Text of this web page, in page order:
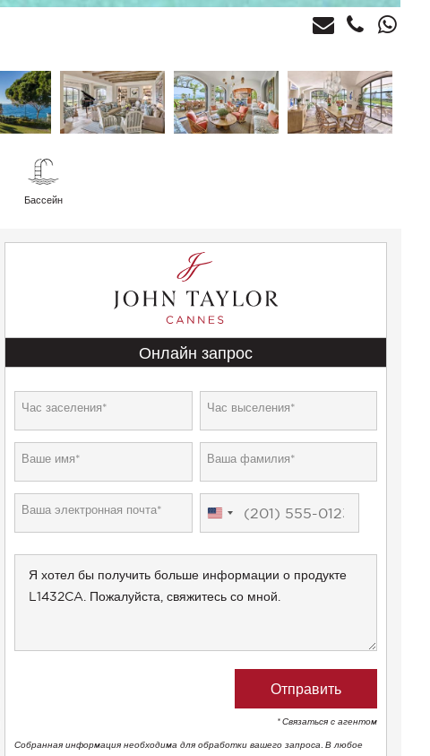
Бассейн
Онлайн запрос
United
* Связаться с агентом
Собранная информация необходима для обработки вашего запроса. В любое